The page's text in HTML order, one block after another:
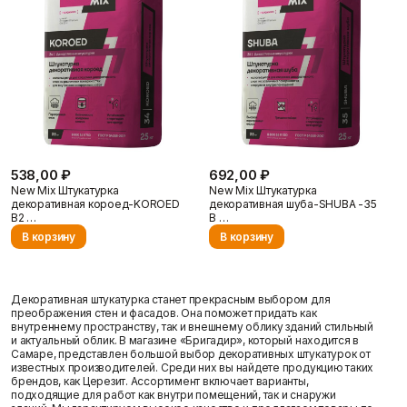
Пленки
Скотчи/Ленты
Показать больше
Фасадные сетки
Показать больше
Теплоизоляция
Пенопласт
Пенополистирол
Показать больше
Цементные
Цемент
Цпс
Показать больше
Шпаклевки
Базовая шпаклевка
Универсальная шпаклёвка
Финишная шпаклёвка
Показать больше
Выравнивающие
штукатурки и смеси
Декоративные
штукатурки
Показать больше
Статьи
Отзывы
Контакты
538,00 ₽
New Mix Штукатурка
декоративная короед-KOROED
В2 …
В корзину
692,00 ₽
New Mix Штукатурка
декоративная шуба-SHUBA -35
В …
В корзину
Декоративная штукатурка станет прекрасным выбором для
преображения стен и фасадов. Она поможет придать как
внутреннему пространству, так и внешнему облику зданий стильный
и актуальный облик. В магазине «Бригадир», который находится в
Самаре, представлен большой выбор декоративных штукатурок от
известных производителей. Среди них вы найдете продукцию таких
брендов, как Церезит. Ассортимент включает варианты,
подходящие для работ как внутри помещений, так и снаружи